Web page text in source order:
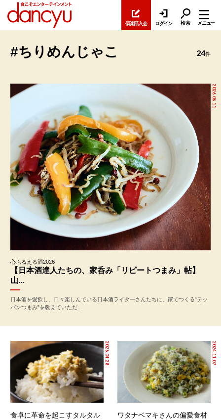
倶楽部入会 ログイン 検索 メニュー
#ちりめんじゃこ 24件
2026.06.11
心ふるえる酒2026
【日本酒達人たちの、家呑み「リピートつまみ」帖】
山...
日本酒を愛飲し、日々楽しんでいる日本酒ライターさんたちに、家でつくる“テッ
パンつまみ”を教えていただ...
2026.04.28
食卓に革命を起こすタルタル
2024.11.07
ワタナベマキさんの偏愛食材